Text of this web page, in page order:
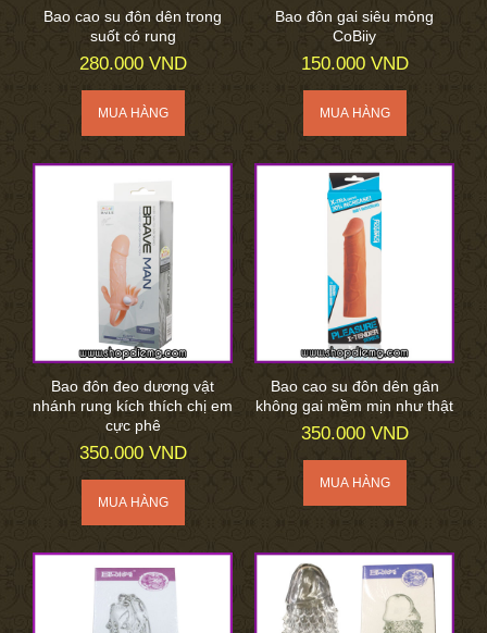
Bao cao su đôn dên trong
suốt có rung
280.000 VND
Bao đôn gai siêu mỏng
CoBiiy
150.000 VND
Bao đôn đeo dương vật
nhánh rung kích thích chị em
cực phê
350.000 VND
Bao cao su đôn dên gân
không gai mềm mịn như thật
350.000 VND